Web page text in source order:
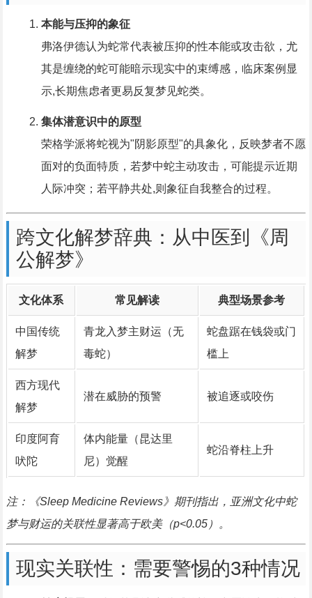
本能与压抑的象征
弗洛伊德认为蛇常代表被压抑的性本能或攻击欲，尤
其是缠绕的蛇可能暗示现实中的束缚感，临床案例显
示,长期焦虑者更易反复梦见蛇类。
集体潜意识中的原型
荣格学派将蛇视为"阴影原型"的具象化，反映梦者不愿
面对的负面特质，若梦中蛇主动攻击，可能提示近期
人际冲突；若平静共处,则象征自我整合的过程。
跨文化解梦辞典：从中医到《周
公解梦》
文化体系 常见解读 典型场景参考
中国传统
解梦
青龙入梦主财运（无
毒蛇）
蛇盘踞在钱袋或门
槛上
西方现代
解梦
潜在威胁的预警 被追逐或咬伤
印度阿育
吠陀
体内能量（昆达里
尼）觉醒
蛇沿脊柱上升
注：《Sleep Medicine Reviews》期刊指出，亚洲文化中蛇
梦与财运的关联性显著高于欧美（p<0.05）。
现实关联性：需要警惕的3种情况